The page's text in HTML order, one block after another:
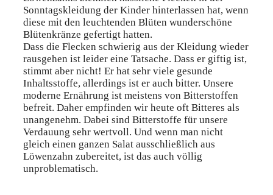
Sonntagskleidung der Kinder hinterlassen hat, wenn
diese mit den leuchtenden Blüten wunderschöne
Blütenkränze gefertigt hatten.
Dass die Flecken schwierig aus der Kleidung wieder
rausgehen ist leider eine Tatsache. Dass er giftig ist,
stimmt aber nicht! Er hat sehr viele gesunde
Inhaltsstoffe, allerdings ist er auch bitter. Unsere
moderne Ernährung ist meistens von Bitterstoffen
befreit. Daher empfinden wir heute oft Bitteres als
unangenehm. Dabei sind Bitterstoffe für unsere
Verdauung sehr wertvoll. Und wenn man nicht
gleich einen ganzen Salat ausschließlich aus
Löwenzahn zubereitet, ist das auch völlig
unproblematisch.